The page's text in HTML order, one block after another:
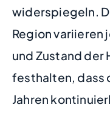
widerspiegeln.
Region variieren
und Zustand der
festhalten, dass
Jahren